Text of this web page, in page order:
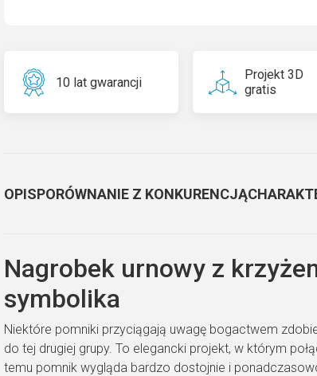
10 lat gwarancji
Projekt 3D
gratis
OPISPORÓWNANIE Z KONKURENCJĄ
Nagrobek urnowy z
symbolika
Niektóre pomniki przyciągają uwagę bogactwem
do tej drugiej grupy. To elegancki projekt, w którym
temu pomnik wygląda bardzo dostojnie i